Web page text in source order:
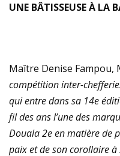
UNE BÂTISSEUSE À LA
Maître Denise Fampou,
compétition inter-
qui entre dans sa 14e
fil des ans l’une des
Douala 2e en matière de
paix et de son corollaire